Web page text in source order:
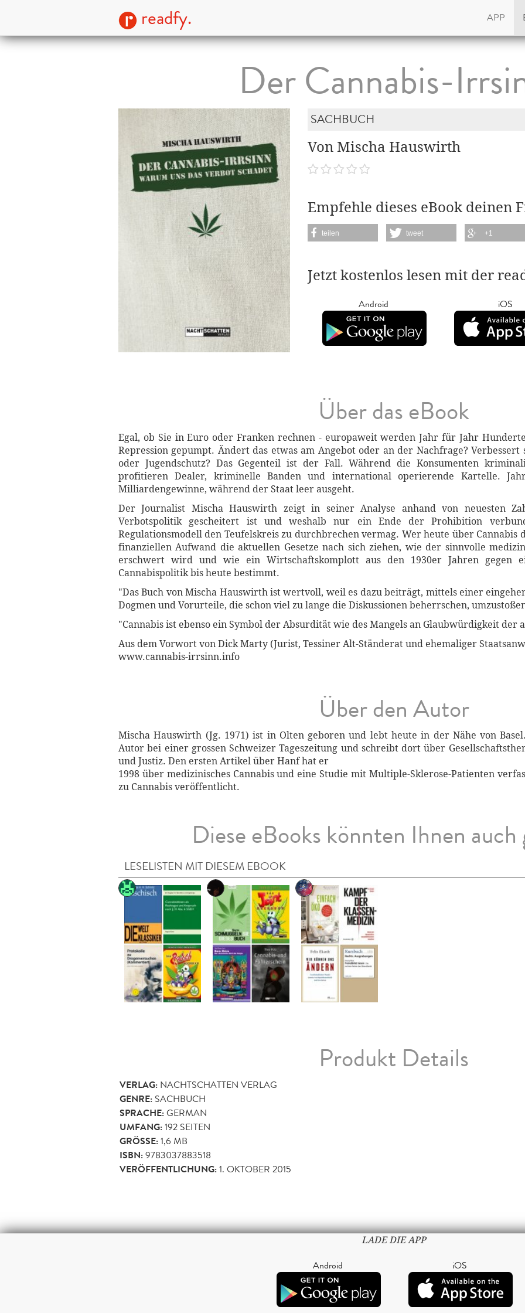
readfy. APP
Der Cannabis-
SACHBUCH
Von Mischa Hauswirth
Empfehle dieses eBook deinen
teilen tweet +1
Jetzt kostenlos lesen mit der
Android iOS
Über das eBook
Egal, ob Sie in Euro oder Franken rechnen - europaweit werden Jahr für Jahr
Repression gepumpt. Ändert das etwas am Angebot oder an der Nachfrage?
oder Jugendschutz? Das Gegenteil ist der Fall. Während die Konsumenten
profitieren Dealer, kriminelle Banden und international operierende Kartelle.
Milliardengewinne, während der Staat leer ausgeht.
Der Journalist Mischa Hauswirth zeigt in seiner Analyse anhand von neuesten
Verbotspolitik gescheitert ist und weshalb nur ein Ende der Prohibition
Regulationsmodell den Teufelskreis zu durchbrechen vermag. Wer heute über Cannabis
finanziellen Aufwand die aktuellen Gesetze nach sich ziehen, wie der sinnvolle
erschwert wird und wie ein Wirtschaftskomplott aus den 1930er Jahren gegen
Cannabispolitik bis heute bestimmt.
"Das Buch von Mischa Hauswirth ist wertvoll, weil es dazu beiträgt, mittels einer
Dogmen und Vorurteile, die schon viel zu lange die Diskussionen beherrschen,
"Cannabis ist ebenso ein Symbol der Absurdität wie des Mangels an Glaubwürdigkeit
Aus dem Vorwort von Dick Marty (Jurist, Tessiner Alt-Ständerat und ehemaliger
www.cannabis-irrsinn.info
Über den Autor
Mischa Hauswirth (Jg. 1971) ist in Olten geboren und lebt heute in der Nähe von
Autor bei einer grossen Schweizer Tageszeitung und schreibt dort über
und Justiz. Den ersten Artikel über Hanf hat er
1998 über medizinisches Cannabis und eine Studie mit Multiple-Sklerose-Patienten
zu Cannabis veröffentlicht.
Diese eBooks könnten Ihnen auch
LESELISTEN MIT DIESEM EBOOK
Produkt Details
VERLAG: NACHTSCHATTEN VERLAG
GENRE: SACHBUCH
SPRACHE:GERMAN
UMFANG:192 SEITEN
GRÖSSE: 1,6 MB
ISBN:9783037883518
VERÖFFENTLICHUNG:1. OKTOBER 2015
LADE DIE APP
Android iOS